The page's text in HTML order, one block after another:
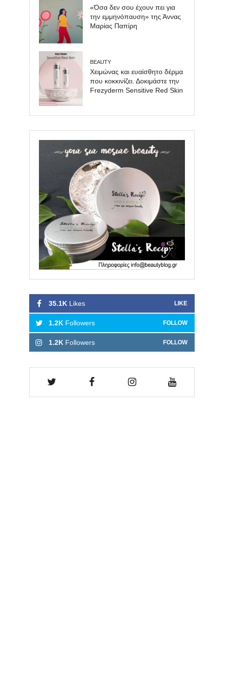
«Όσα δεν σου έχουν πει για
την εμμηνόπαυση» της Άννας
Μαρίας Παπίρη
BEAUTY
Χειμώνας και ευαίσθητο δέρμα
που κοκκινίζει. Δοκιμάστε την
Frezyderm Sensitive Red Skin
35.1K Likes LIKE
1.2K Followers FOLLOW
1.2K Followers FOLLOW